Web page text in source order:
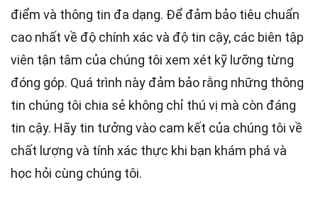
điểm và thông tin đa dạng. Để đảm bảo tiêu chuẩn
cao nhất về độ chính xác và độ tin cậy, các biên tập
viên tận tâm của chúng tôi xem xét kỹ lưỡng từng
đóng góp. Quá trình này đảm bảo rằng những thông
tin chúng tôi chia sẻ không chỉ thú vị mà còn đáng
tin cậy. Hãy tin tưởng vào cam kết của chúng tôi về
chất lượng và tính xác thực khi bạn khám phá và
học hỏi cùng chúng tôi.